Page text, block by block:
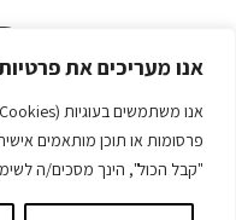
אנו מעריכים את
פרסומות או תוכן מותאמים
"קבל הכול", הינך מסכים/ה
2026.
Application